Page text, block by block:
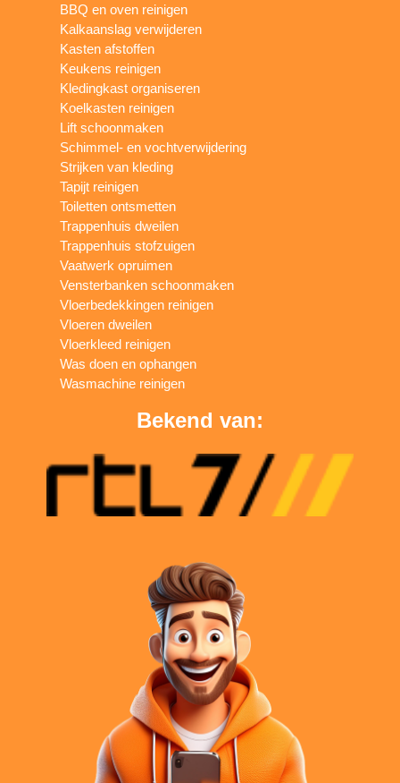
BBQ en oven reinigen
Kalkaanslag verwijderen
Kasten afstoffen
Keukens reinigen
Kledingkast organiseren
Koelkasten reinigen
Lift schoonmaken
Schimmel- en vochtverwijdering
Strijken van kleding
Tapijt reinigen
Toiletten ontsmetten
Trappenhuis dweilen
Trappenhuis stofzuigen
Vaatwerk opruimen
Vensterbanken schoonmaken
Vloerbedekkingen reinigen
Vloeren dweilen
Vloerkleed reinigen
Was doen en ophangen
Wasmachine reinigen
Bekend van: